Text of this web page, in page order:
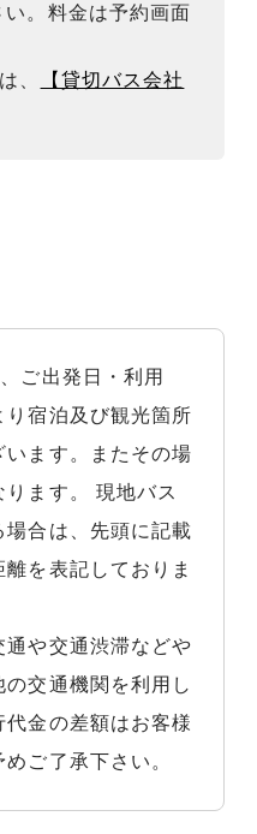
。料金は予約画面
、
【貸切バス会社
ご出発日・利用
宿泊及び観光箇所
ます。またその場
ます。 現地バス
合は、先頭に記載
を表記しておりま
や交通渋滞などや
交通機関を利用し
金の差額はお客様
ご了承下さい。